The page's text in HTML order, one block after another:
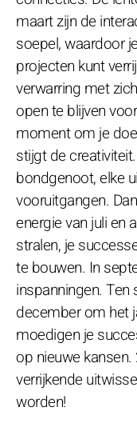
maart zijn de
soepel, waardoor
projecten kunt
verwarring met
open te blijven
moment om je
stijgt de
bondgenoot, elke
vooruitgangen.
energie van juli en
stralen, je
te bouwen. In
inspanningen.
december om het
moedigen je
op nieuwe
verrijkende
worden!